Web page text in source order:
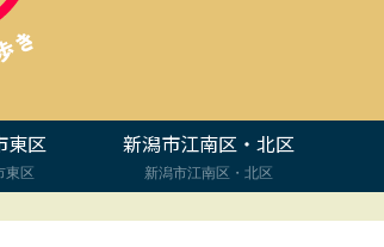
東区
東区
新潟市江南区・北区
新潟市江南区・北区